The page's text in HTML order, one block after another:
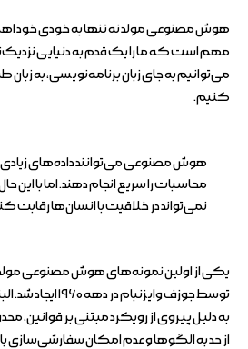
هوش مصنوعی مولد نه تنها به خودی خود
مهم است که ما را یک قدم به دنیایی
می‌توانیم به جای زبان برنامه‌نویسی، به زبان
کنیم.
هوش مصنوعی می‌توانند داده‌های زیادی
محاسبات را سریع انجام دهند. اما با
نمی‌تواند در خلاقیت با انسان‌ها رقابت
توسط جوزف وایزنبام
به دلیل پیروی از رویکرد مبتنی بر قوانین،
از حد به الگوها و عدم امکان سفارشی‌سازی